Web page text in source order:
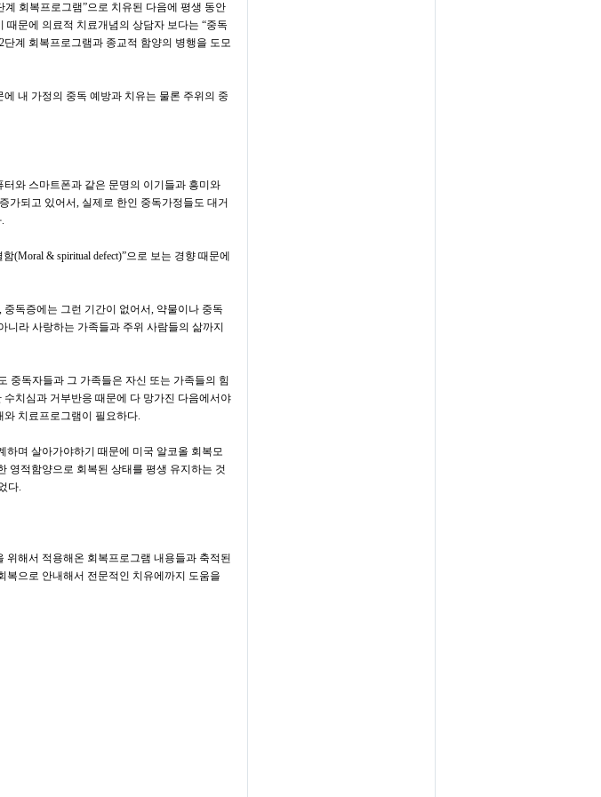
계 회복프로그램”으로 치유된 다음에 평생 동안
때문에 의료적 치료개념의 상담자 보다는 “중독
단계 회복프로그램과 종교적 함양의 병행을 도모
내 가정의 중독 예방과 치유는 물론 주위의 중
터와 스마트폰과 같은 문명의 이기들과 흥미와
가되고 있어서, 실제로 한인 중독가정들도 대거
.
함(Moral & spiritual defect)”으로 보는 경향 때문에
, 중독증에는 그런 기간이 없어서, 약물이나 중독
니라 사랑하는 가족들과 주위 사람들의 삶까지
중독자들과 그 가족들은 자신 또는 가족들의 힘
치심과 거부반응 때문에 다 망가진 다음에서야
치료프로그램이 필요하다.
며 살아가야하기 때문에 미국 알코올 회복모
영적함양으로 회복된 상태를 평생 유지하는 것
다.
위해서 적용해온 회복프로그램 내용들과 축적된
복으로 안내해서 전문적인 치유에까지 도움을